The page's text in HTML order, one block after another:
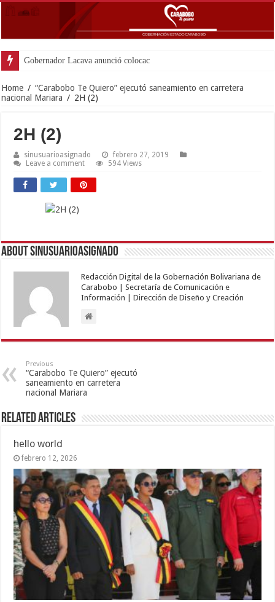
Gobernador Lacava anunció colocación de más de m
Home / “Carabobo Te Quiero” ejecutó saneamiento en carretera
nacional Mariara / 2H (2)
2H (2)
sinusuarioasignado
febrero 27, 2019
Leave a comment
594 Views
About sinusuarioasignado
Redacción Digital de la Gobernación Bolivariana de
Carabobo | Secretaría de Comunicación e
Información | Dirección de Diseño y Creación
Previous
“Carabobo Te Quiero” ejecutó
saneamiento en carretera
nacional Mariara
Related Articles
hello world
febrero 12, 2026